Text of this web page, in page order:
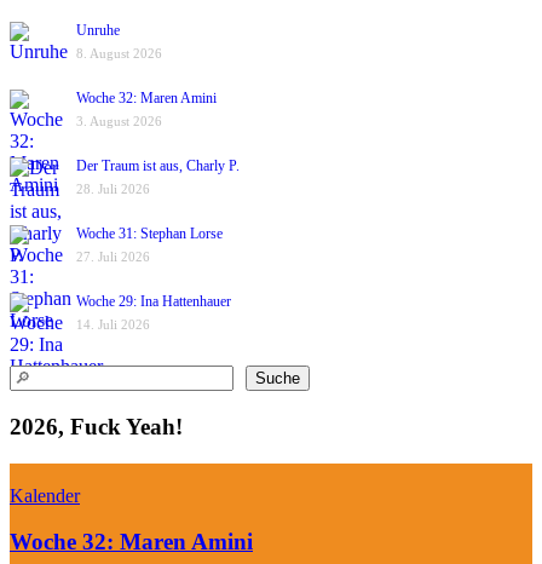
Unruhe
8. August 2026
Woche 32: Maren Amini
3. August 2026
Der Traum ist aus, Charly P.
28. Juli 2026
Woche 31: Stephan Lorse
27. Juli 2026
Woche 29: Ina Hattenhauer
14. Juli 2026
Suchen Suche
2026, Fuck Yeah!
Kalender
Woche 32: Maren Amini